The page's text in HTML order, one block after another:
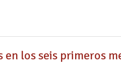
los seis primeros